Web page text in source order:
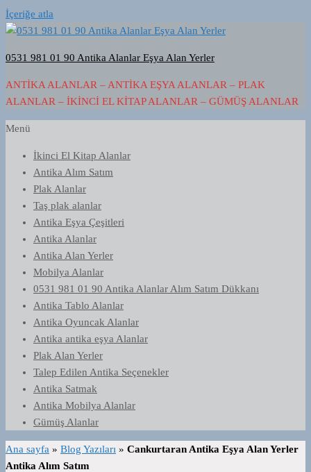
İçeriğe atla
0531 981 01 90 Antika Alanlar Eşya Alan Yerler
ANTIKA ALANLAR – ANTIKA EŞYA ALANLAR – PLAK
ALANLAR – İKINCI EL KITAP ALANLAR – GÜMÜŞ ALANLAR
Menü
İkinci El Kitap Alanlar
Antika Alım Satım
Plak Alanlar
Taş plak alanlar
Antika Eşya Çeşitleri
Antika Alanlar
Antika Alan Yerler
Mobilya Alanlar
0531 981 01 90 Antika Alanlar Alım Satım Dükkanı
Antika Tablo Alanlar
Antika Oyuncak Alanlar
Antika antika eşya Alanlar
Plak Alan Yerler
Talep Edilen Antika Seçenekler
Antika Satmak
Antika Mobilya Alanlar
Gümüş Alanlar
Ana sayfa » Blog Yazıları » Cankurtaran Antika Eşya Alan Yerler
Antika Alım Satım